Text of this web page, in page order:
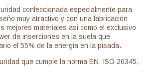
confeccionada especialmente para
muy atractivo y con una fabricación
mejores materiales asi como el exclusivo
de inserciones en la suela que
el 55% de la energia en la pisada.
que cumple la norma EN ISO 20345,